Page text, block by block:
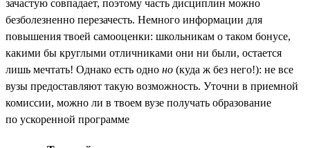
зачастую совпадает, поэтому часть дисциплин можно
безболезненно перезачесть. Немного информации для
повышения твоей самооценки: школьникам о таком бонусе,
какими бы круглыми отличниками они ни были, остается
лишь мечтать! Однако есть одно но (куда ж без него!): не все
вузы предоставляют такую возможность. Уточни в приемной
комиссии, можно ли в твоем вузе получать образование
по ускоренной программе